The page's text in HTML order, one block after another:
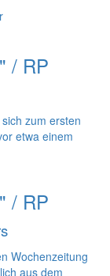
/ RP
zum ersten
etwa einem
/ RP
Wochenzeitung
aus dem